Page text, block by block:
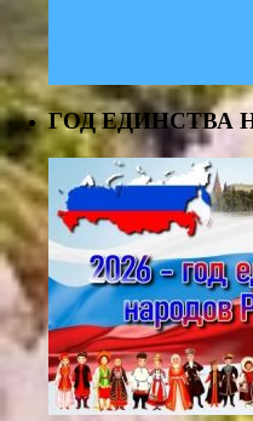
ГОД ЕДИНСТВА